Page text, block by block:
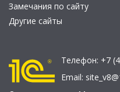
Замечания по сайту
Другие сайты
Телефон: +7
Email: